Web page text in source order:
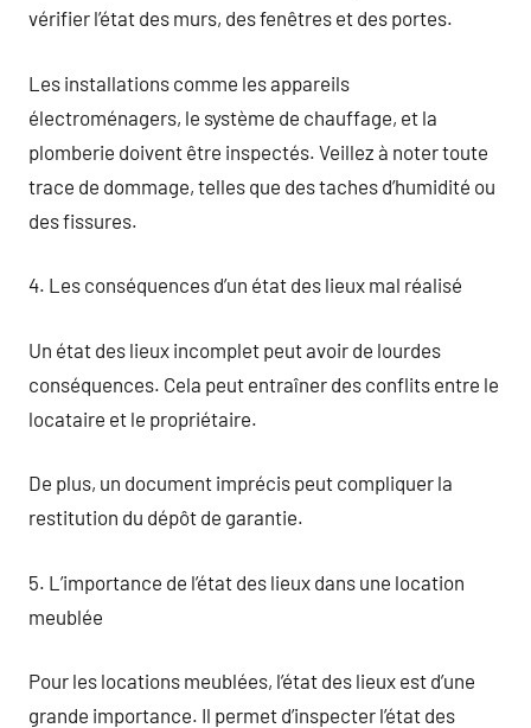
vérifier l’état des murs, des fenêtres et des portes.
Les installations comme les appareils
électroménagers, le système de chauffage, et la
plomberie doivent être inspectés. Veillez à noter toute
trace de dommage, telles que des taches d’humidité ou
des fissures.
4. Les conséquences d’un état des lieux mal réalisé
Un état des lieux incomplet peut avoir de lourdes
conséquences. Cela peut entraîner des conflits entre le
locataire et le propriétaire.
De plus, un document imprécis peut compliquer la
restitution du dépôt de garantie.
5. L’importance de l’état des lieux dans une location
meublée
Pour les locations meublées, l’état des lieux est d’une
grande importance. Il permet d’inspecter l’état des